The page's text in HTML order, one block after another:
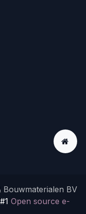
BV
Open source e-